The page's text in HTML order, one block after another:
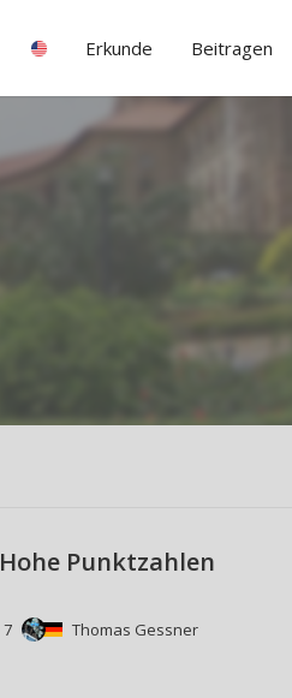
Erkunde Beitragen
Hohe Punktzahlen
7 Thomas Gessner